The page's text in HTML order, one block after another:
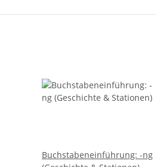
Buchstabeneinführung: -ng